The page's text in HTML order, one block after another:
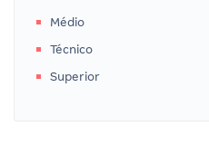
Médio
Técnico
Superior